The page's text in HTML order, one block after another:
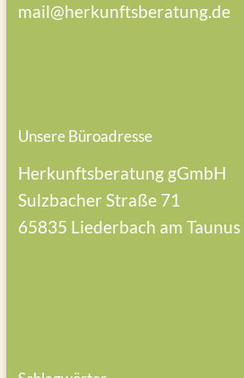
mail@herkunftsberatung.de
Unsere Büroadresse
Herkunftsberatung gGmbH
Sulzbacher Straße 71
65835 Liederbach am Taunus